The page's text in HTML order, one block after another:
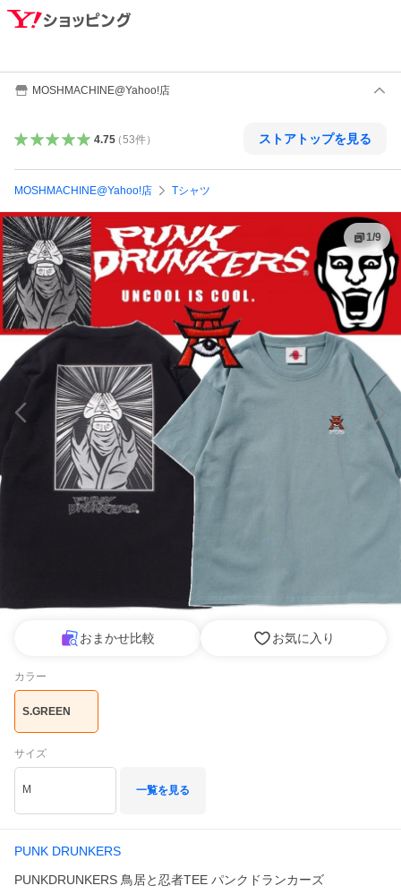
MOSHMACHINE@Yahoo!店
4.75（53件） ストアトップを見る
MOSHMACHINE@Yahoo!店 Tシャツ
1/9
おまかせ比較 お気に入り
カラー
S.GREEN
サイズ
M 一覧を見る
PUNK DRUNKERS
PUNKDRUNKERS 鳥居と忍者TEE パンクドランカーズ